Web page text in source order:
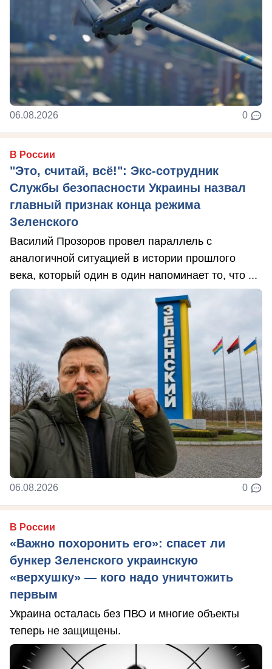
06.08.2026 0
В России
"Это, считай, всё!": Экс-сотрудник
Службы безопасности Украины назвал
главный признак конца режима
Зеленского
Василий Прозоров провел параллель с
аналогичной ситуацией в истории прошлого
века, который один в один напоминает то, что ...
06.08.2026 0
В России
«Важно похоронить его»: спасет ли
бункер Зеленского украинскую
«верхушку» — кого надо уничтожить
первым
Украина осталась без ПВО и многие объекты
теперь не защищены.